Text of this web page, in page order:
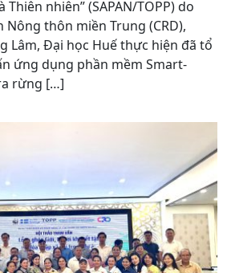
nhiên” (SAPAN/TOPP) do
thôn miền Trung (CRD),
Lâm, Đại học Huế thực hiện đã tổ
ứng dụng phần mềm Smart-
rừng […]